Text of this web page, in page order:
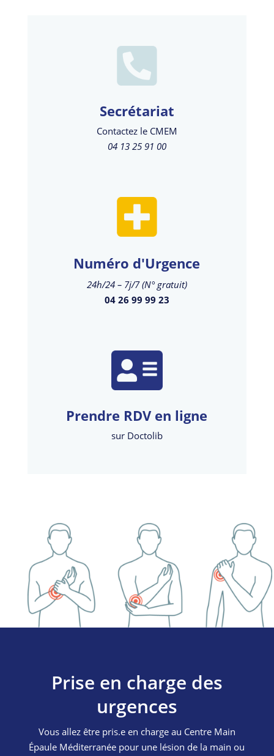
Secrétariat
Contactez le CMEM
04 13 25 91 00
Numéro d'Urgence
24h/24 – 7j/7 (N° gratuit)
04 26 99 99 23
Prendre RDV en ligne
sur Doctolib
Prise en charge des
urgences
Vous allez être pris.e en charge au Centre Main
Épaule Méditerranée pour une lésion de la main ou